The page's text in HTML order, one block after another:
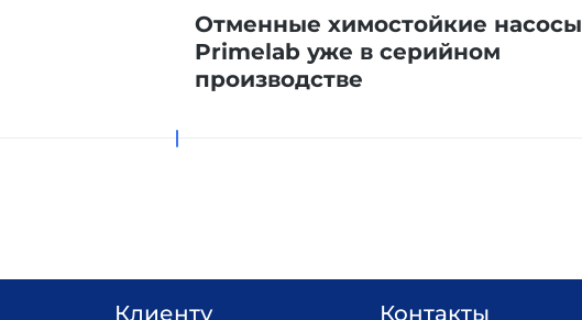
Отменные химостойкие насосы
Primelab уже в серийном
производстве
Клиенту Контакты